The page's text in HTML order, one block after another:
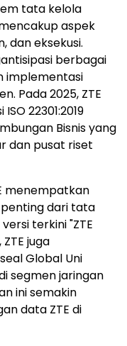
tata kelola
aspek
dan eksekusi.
berbagai
implementasi
Pada 2025, ZTE
22301:2019
Bisnis yang
dan pusat riset
menempatkan
dari tata
terkini "ZTE
juga
Global Uni
segmen jaringan
ini semakin
data ZTE di